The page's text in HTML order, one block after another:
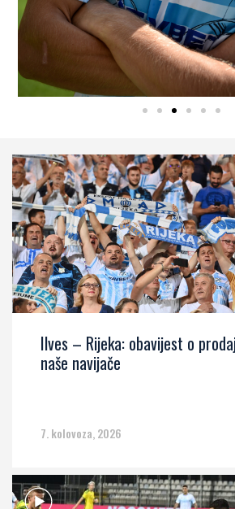
Ilves – Rijeka: obavijest o
naše navijače
7. kolovoza, 2026